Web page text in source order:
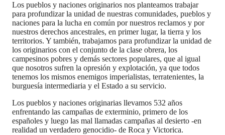
Los pueblos y naciones originarios nos planteamos trabajar
para profundizar la unidad de nuestras comunidades, pueblos y
naciones para la lucha en común por nuestros reclamos y por
nuestros derechos ancestrales, en primer lugar, la tierra y los
territorios. Y también, trabajamos para profundizar la unidad de
los originarios con el conjunto de la clase obrera, los
campesinos pobres y demás sectores populares, que al igual
que nosotros sufren la opresión y explotación, ya que todos
tenemos los mismos enemigos imperialistas, terratenientes, la
burguesía intermediaria y el Estado a su servicio.
Los pueblos y naciones originarias llevamos 532 años
enfrentando las campañas de exterminio, primero de los
españoles y luego las mal llamadas campañas al desierto -en
realidad un verdadero genocidio- de Roca y Victorica.